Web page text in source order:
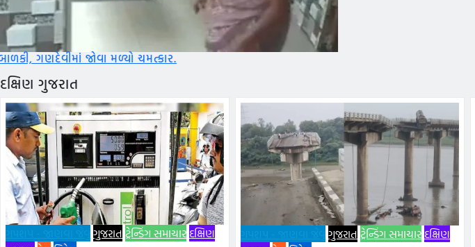
મળ્યો ચમત્કાર.
દક્ષિણ ગુજરાત
ગુજરાત ટ્રેન્ડિંગ સમાચાર દક્ષિણ
ગુજરાત ટ્રેન્ડિંગ સમાચાર દક્ષિણ